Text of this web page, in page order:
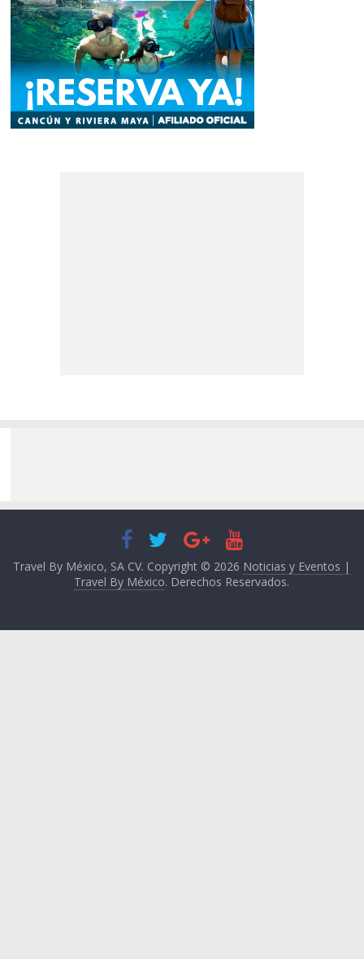
Travel By México, SA CV. Copyright © 2026 Noticias y Eventos |
Travel By México. Derechos Reservados.